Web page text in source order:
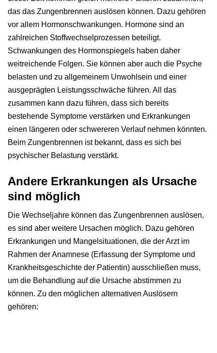
das das Zungenbrennen auslösen können. Dazu gehören
vor allem Hormonschwankungen. Hormone sind an
zahlreichen Stoffwechselprozessen beteiligt.
Schwankungen des Hormonspiegels haben daher
weitreichende Folgen. Sie können aber auch die Psyche
belasten und zu allgemeinem Unwohlsein und einer
ausgeprägten Leistungsschwäche führen. All das
zusammen kann dazu führen, dass sich bereits
bestehende Symptome verstärken und Erkrankungen
einen längeren oder schwereren Verlauf nehmen könnten.
Beim Zungenbrennen ist bekannt, dass es sich bei
psychischer Belastung verstärkt.
Andere Erkrankungen als Ursache
sind möglich
Die Wechseljahre können das Zungenbrennen auslösen,
es sind aber weitere Ursachen möglich. Dazu gehören
Erkrankungen und Mangelsituationen, die der Arzt im
Rahmen der Anamnese (Erfassung der Symptome und
Krankheitsgeschichte der Patientin) ausschließen muss,
um die Behandlung auf die Ursache abstimmen zu
können. Zu den möglichen alternativen Auslösern
gehören: